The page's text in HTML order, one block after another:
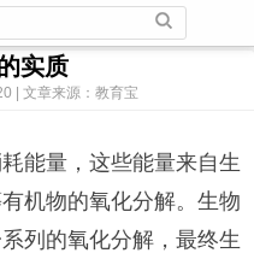
实质
| 文章来源：教育宝
能量，这些能量来自生
机物的氧化分解。生物
列的氧化分解，最终生